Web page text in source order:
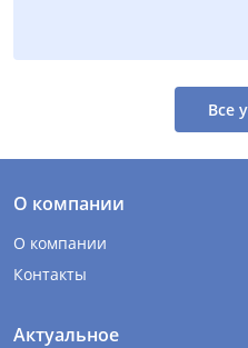
Все
О компании
О компании
Контакты
Актуальное